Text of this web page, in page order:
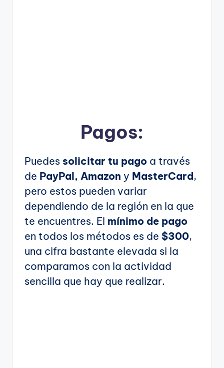
Pagos:
Puedes solicitar tu pago a través
de PayPal, Amazon y MasterCard,
pero estos pueden variar
dependiendo de la región en la que
te encuentres. El mínimo de pago
en todos los métodos es de $300,
una cifra bastante elevada si la
comparamos con la actividad
sencilla que hay que realizar.